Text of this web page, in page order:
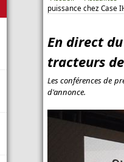
puissance chez Case
En direct
tracteurs
Les conférences de
d'annonce.